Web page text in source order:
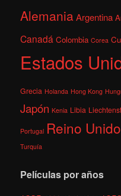
AlemaniaArgentina
Canadá Colombia Corea
Estados
Grecia Holanda Hong Kong
Japón Kenia Libia
Portugal Reino Unido
Turquía
Películas por años